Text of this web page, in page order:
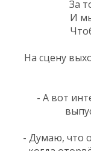
За
И
На сцену
- А вот
- Думаю, что